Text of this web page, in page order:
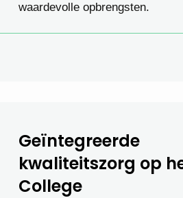
waardevolle opbrengsten.
Geïntegreerde
kwaliteitszorg op
College